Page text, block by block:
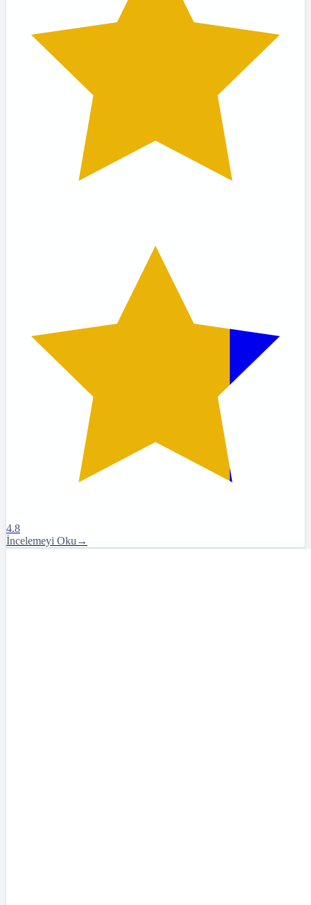
4.8
İncelemeyi Oku →